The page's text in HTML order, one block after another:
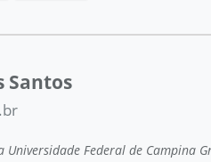
Santos
Universidade Federal de Campina